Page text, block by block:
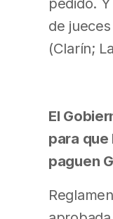
de
(Clarín;
El
para que
paguen